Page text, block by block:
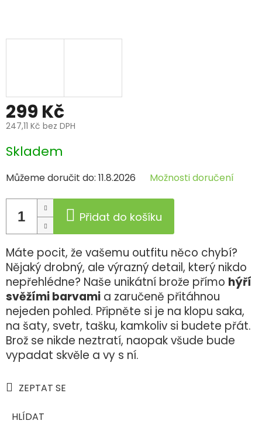
299 Kč
247,11 Kč bez DPH
Měrná
cena:
Skladem
Můžeme doručit do: 11.8.2026 Možnosti doručení
Přidat do košíku
Máte pocit, že vašemu outfitu něco chybí?
Nějaký drobný, ale výrazný detail, který nikdo
nepřehlédne? Naše unikátní brože přímo hýří
svěžími barvami a zaručeně přitáhnou
nejeden pohled. Připněte si je na klopu saka,
na šaty, svetr, tašku, kamkoliv si budete přát.
Brož se nikde neztratí, naopak všude bude
vypadat skvěle a vy s ní.
ZEPTAT SE
HLÍDAT